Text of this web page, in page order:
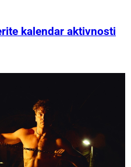
kalendar aktivnosti